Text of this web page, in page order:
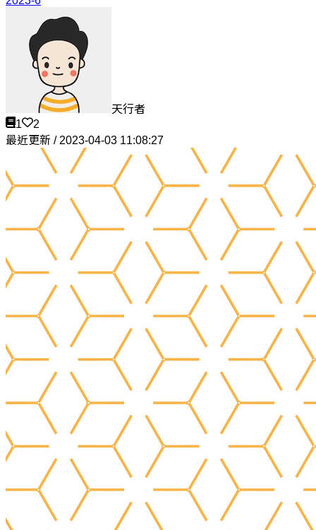
天行者
1
2
最近更新 / 2023-04-03 11:08:27